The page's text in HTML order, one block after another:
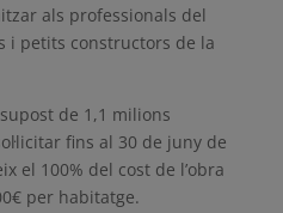
als professionals del
i petits constructors de la
de 1,1 milions
fins al 30 de juny de
el 100% del cost de l’obra
per habitatge.